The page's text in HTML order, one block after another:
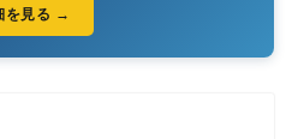
を見る →